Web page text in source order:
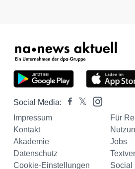
Social Media:
Impressum
Für
Kontakt
Akademie
Jobs
Datenschutz
Cookie-Einstellungen
Social